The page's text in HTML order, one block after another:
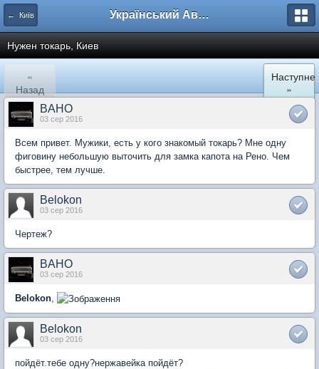
← Київ Український Автоклуб ВАЗ
Нужен токарь, Киев
«
Назад
Наступне
»
BAHO
03 сер 2016
Всем привет. Мужики, есть у кого знакомый токарь? Мне одну
фиговину небольшую выточить для замка капота на Рено. Чем
быстрее, тем лучше.
Belokon
03 сер 2016
Чертеж?
BAHO
03 сер 2016
Belokon,
Belokon
03 сер 2016
пойдёт.тебе одну?нержавейка пойдёт?